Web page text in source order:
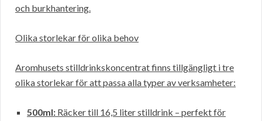
och burkhantering.
Olika storlekar för olika behov
Aromhusets stilldrinkskoncentrat finns tillgängligt i tre
olika storlekar för att passa alla typer av verksamheter:
500ml: Räcker till 16,5 liter stilldrink – perfekt för